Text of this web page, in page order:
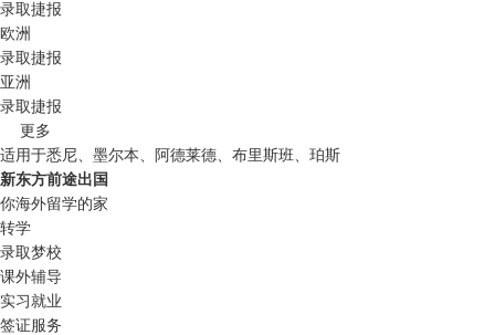
录取捷报
欧洲
录取捷报
亚洲
录取捷报
更多
适用于悉尼、墨尔本、阿德莱德、布里斯班、珀斯
新东方前途出国
你海外留学的家
转学
录取梦校
课外辅导
实习就业
签证服务